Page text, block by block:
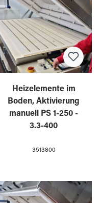
Heizelemente im
Boden, Aktivierung
manuell PS 1-250 -
3.3-400
3513800